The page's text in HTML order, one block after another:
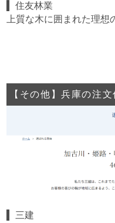
住友林業
上質な木に囲まれた理想
【その他】兵庫の注
三建